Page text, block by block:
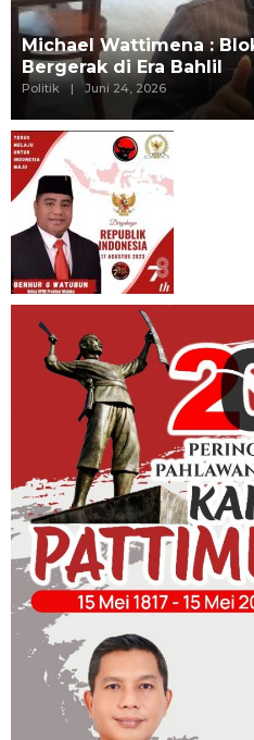
Michael Wattimena :
Bergerak di Era Bahlil
Politik | Juni 24, 2026